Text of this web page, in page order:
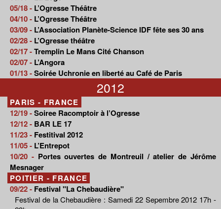
05/18 - L’Ogresse Théâtre
04/10 - L’Ogresse Théâtre
03/09 - L’Association Planète-Science IDF fête ses 30 ans
02/28 - L’Ogresse théâtre
02/17 -Tremplin Le Mans Cité Chanson
02/07 - L’Angora
01/13 -Soirée Uchronie en liberté au Café de Paris
2012
PARIS - FRANCE
12/19 -Soiree Racomptoir à l’Ogresse
12/12 - BAR LE 17
11/23 - Festitival 2012
11/05 - L’Entrepot
10/20 - Portes ouvertes de Montreuil / atelier de Jérôme
Mesnager
POITIER - FRANCE
09/22 - Festival "La Chebaudière"
Festival de la Chebaudière : Samedi 22 Sepembre 2012 17h -